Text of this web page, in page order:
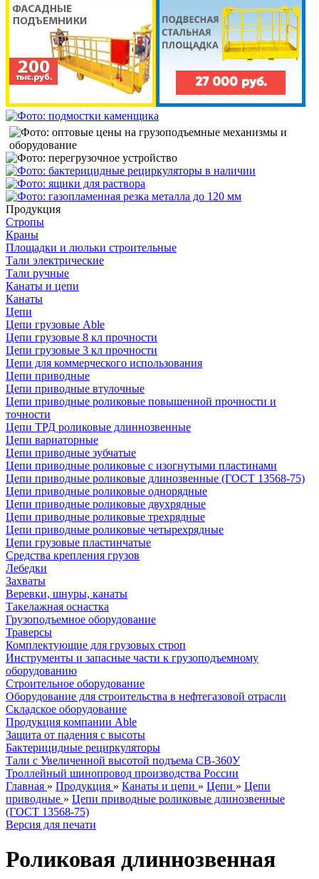
Продукция
Стропы
Краны
Площадки и люльки строительные
Тали электрические
Тали ручные
Канаты и цепи
Канаты
Цепи
Цепи грузовые Able
Цепи грузовые 8 кл прочности
Цепи грузовые 3 кл прочности
Цепи для коммерческого использования
Цепи приводные
Цепи приводные втулочные
Цепи приводные роликовые повышенной прочности и
точности
Цепи ТРД роликовые длиннозвенные
Цепи вариаторные
Цепи приводные зубчатые
Цепи приводные роликовые с изогнутыми пластинами
Цепи приводные роликовые длинозвенные (ГОСТ 13568-75)
Цепи приводные роликовые однорядные
Цепи приводные роликовые двухрядные
Цепи приводные роликовые трехрядные
Цепи приводные роликовые четырехрядные
Цепи грузовые пластинчатые
Средства крепления грузов
Лебедки
Захваты
Веревки, шнуры, канаты
Такелажная оснастка
Грузоподъемное оборудование
Траверсы
Комплектующие для грузовых строп
Инструменты и запасные части к грузоподъемному
оборудованию
Строительное оборудование
Оборудование для строительства в нефтегазовой отрасли
Складское оборудование
Продукция компании Able
Защита от падения с высоты
Бактерицидные рециркуляторы
Тали с Увеличенной высотой подъема СВ-360У
Троллейный шинопровод производства России
Главная » Продукция » Канаты и цепи » Цепи » Цепи
приводные » Цепи приводные роликовые длинозвенные
(ГОСТ 13568-75)
Версия для печати
Роликовая длиннозвенная